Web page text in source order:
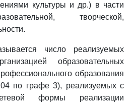
культуры и др.) в части
творческой,
число реализуемых
образовательных
образования
по графе 3), реализуемых с
формы реализации